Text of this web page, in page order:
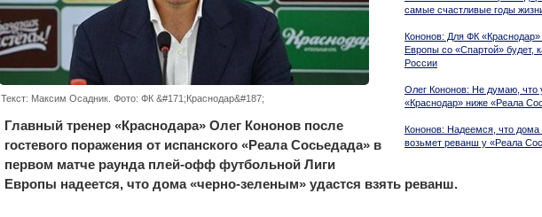
самые счастливые годы
Кононов: Для ФК «Краснодар»
Европы со «Спартой» будет,
России
Олег Кононов: Не думаю, что
«Краснодар» ниже «Реала
Кононов: Надеемся, что
возьмет реванш у «Реала
Текст: Максим Осадник. Фото: ФК &#171;Краснодар&#187;
Главный тренер «Краснодара» Олег Кононов после
гостевого поражения от испанского «Реала Сосьедада» в
первом матче раунда плей-офф футбольной Лиги
Европы надеется, что дома «черно-зеленым» удастся взять реванш.